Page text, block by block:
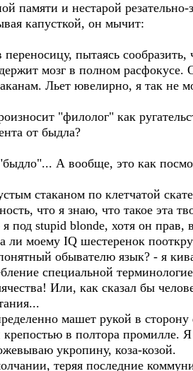
памяти и нестарой резательно-
капусткой, он мычит:
пытаясь сообразить,
мозг в полном расфокусе.
Льет ювелирно, я так не
"филолог" как
от быдла?
А вообще, это как
стаканом по клетчатой
что я знаю, что такое эта
под stupid blonde, хотя он прав,
моему IQ шестеренок
обывателю язык? - я
специальной
Или, как сказал бы
машет рукой в сторону
в полтора промилле.
укропину, коза-козой.
теряя последние